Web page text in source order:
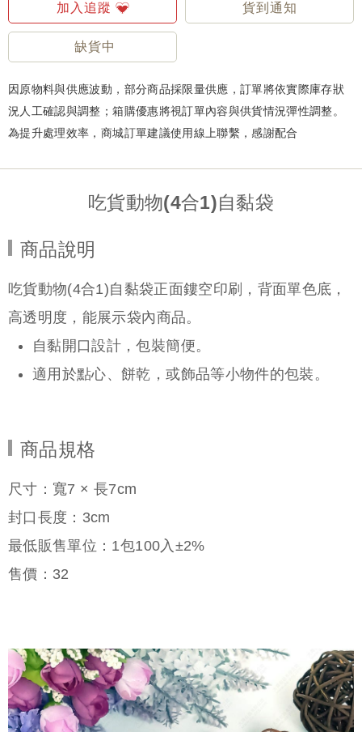
加入追蹤 貨到通知
缺貨中
因原物料與供應波動，部分商品採限量供應，訂單將依實際庫存狀
況人工確認與調整；箱購優惠將視訂單內容與供貨情況彈性調整。
為提升處理效率，商城訂單建議使用線上聯繫，感謝配合
吃貨動物(4合1)自黏袋
商品說明
吃貨動物(4合1)自黏袋正面鏤空印刷，背面單色底，
高透明度，能展示袋內商品。
自黏開口設計，包裝簡便。
適用於點心、餅乾，或飾品等小物件的包裝。
商品規格
尺寸：寬7 × 長7cm
封口長度：3cm
最低販售單位：1包100入±2%
售價： 32